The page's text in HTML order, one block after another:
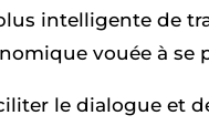
intelligente de
vouée à se
le dialogue